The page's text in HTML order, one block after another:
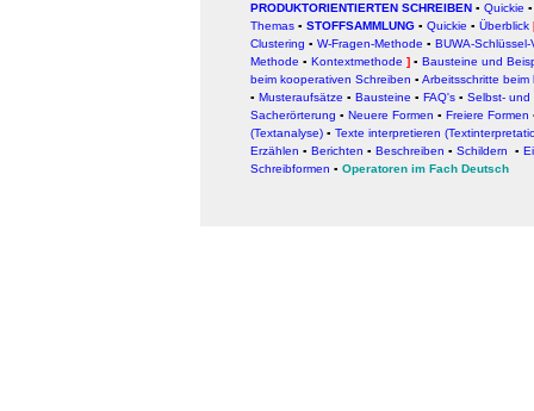
PRODUKTORIENTIERTEN SCHREIBEN ▪ Quickie ▪
Themas ▪ STOFFSAMMLUNG ▪ Quickie ▪ Überblick
Clustering ▪ W-Fragen-Methode ▪ BUWA-Schlüssel-
Methode ▪ Kontextmethode ] ▪ Bausteine und
beim kooperativen Schreiben ▪ Arbeitsschritte
▪ Musteraufsätze ▪ Bausteine ▪ FAQ's ▪ Selbst- und
Sacherörterung ▪ Neuere Formen ▪ Freiere Formen
(Textanalyse) ▪ Texte interpretieren
Erzählen ▪ Berichten ▪ Beschreiben ▪ Schildern ▪
Schreibformen ▪ Operatoren im Fach Deutsch